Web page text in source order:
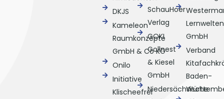
DKJS
Kameleon
Raumkonzepte
GmbH & Co KG
Onilo
Initiative
Klischeefrei
SchauHoer
Verlag
GOKI
Gollnest
& Kiesel
GmbH
Niedersächsische
Lernwelten
GmbH
Verband
Baden-